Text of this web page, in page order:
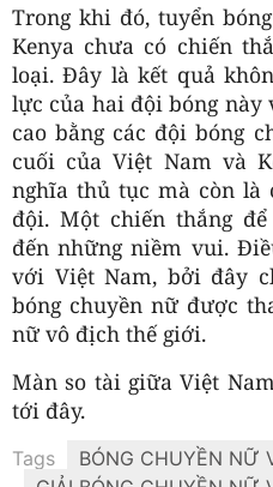
Trong khi đó, tuyển
Kenya chưa có chiến
loại. Đây là kết quả
lực của hai đội bóng này
cao bằng các đội bóng
cuối của Việt Nam và
nghĩa thủ tục mà còn là
đội. Một chiến thắng
đến những niềm vui.
với Việt Nam, bởi đây
bóng chuyền nữ được
nữ vô địch thế giới.
Màn so tài giữa Việt
tới đây.
Tags
BÓNG CHUYỀN NỮ